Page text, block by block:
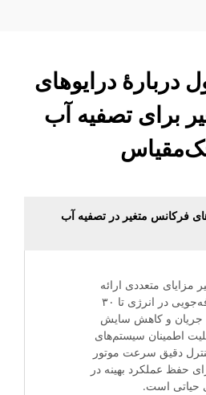
دربارهٔ درایوهای
برای تصفیه آب
فرکانس متغیر در تصفیه آب
مزایای متعددی ارائه
می‌دهند، از جمله صرفه‌جویی در انرژی تا ۳۰
جریان و کاهش سایش
اطمینان سیستم‌های
دقیق سرعت موتور
حفظ عملکرد بهینه در
حیاتی است.